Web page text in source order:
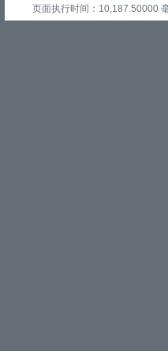
页面执行时间：10,187.50000